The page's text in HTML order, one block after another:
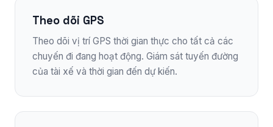
Theo dõi GPS
Theo dõi vị trí GPS thời gian thực cho tất cả các
chuyến đi đang hoạt động. Giám sát tuyến đường
của tài xế và thời gian đến dự kiến.